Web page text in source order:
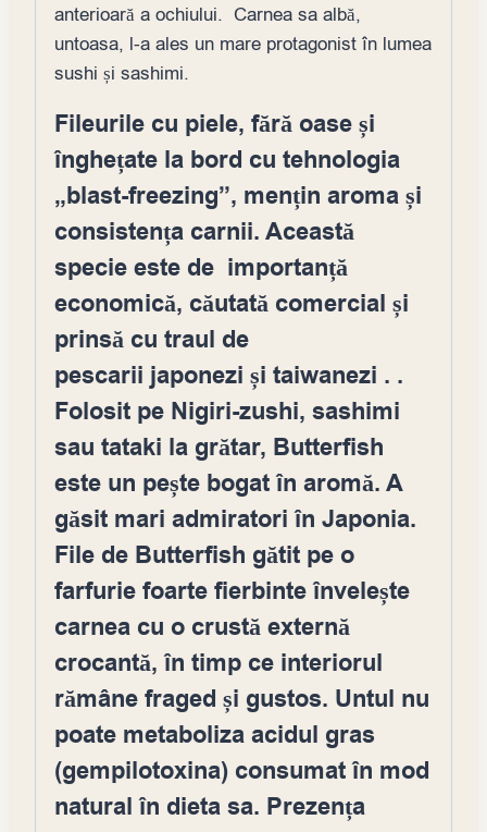
anterioară a ochiului. Carnea sa albă,
untoasa, l-a ales un mare protagonist în lumea
sushi și sashimi.
Fileurile cu piele, fără oase și
înghețate la bord cu tehnologia
„blast-freezing”, mențin aroma și
consistența carnii. Această
specie este de importanță
economică, căutată comercial și
prinsă cu traul de
pescarii japonezi și taiwanezi . .
Folosit pe Nigiri-zushi, sashimi
sau tataki la grătar, Butterfish
este un pește bogat în aromă. A
găsit mari admiratori în Japonia.
File de Butterfish gătit pe o
farfurie foarte fierbinte învelește
carnea cu o crustă externă
crocantă, în timp ce interiorul
rămâne fraged și gustos. Untul nu
poate metaboliza acidul gras
(gempilotoxina) consumat în mod
natural în dieta sa. Prezența